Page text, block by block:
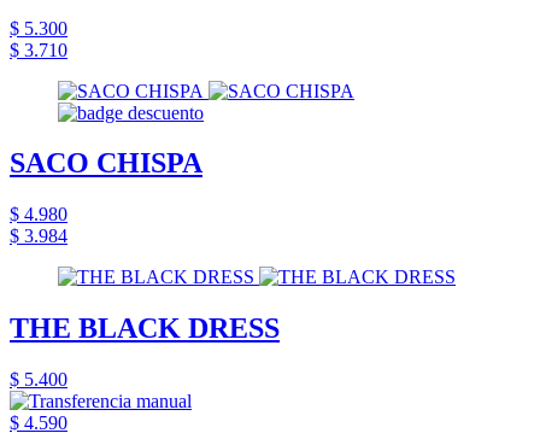
$ 5.300
$ 3.710
SACO CHISPA
$ 4.980
$ 3.984
THE BLACK DRESS
$ 5.400
$ 4.590